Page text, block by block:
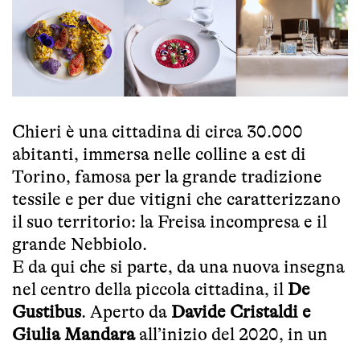
Chieri è una cittadina di circa 30.000
abitanti, immersa nelle colline a est di
Torino, famosa per la grande tradizione
tessile e per due vitigni che caratterizzano
il suo territorio: la Freisa incompresa e il
grande Nebbiolo.
E da qui che si parte, da una nuova insegna
nel centro della piccola cittadina, il De
Gustibus. Aperto da Davide Cristaldi e
Giulia Mandaraall’inizio del 2020, in un